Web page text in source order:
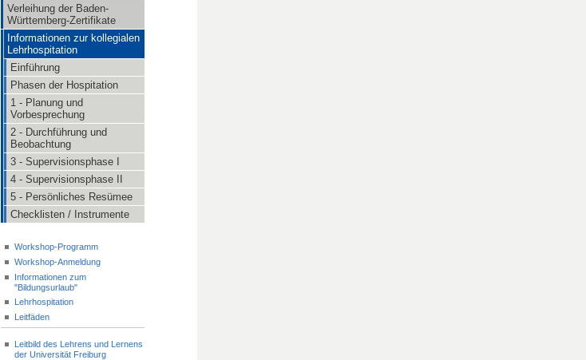
Verleihung der Baden-
Württemberg-Zertifikate
Informationen zur kollegialen
Lehrhospitation
Einführung
Phasen der Hospitation
1 - Planung und
Vorbesprechung
2 - Durchführung und
Beobachtung
3 - Supervisionsphase I
4 - Supervisionsphase II
5 - Persönliches Resümee
Checklisten / Instrumente
Workshop-Programm
Workshop-Anmeldung
Informationen zum
"Bildungsurlaub"
Lehrhospitation
Leitfäden
Leitbild des Lehrens und Lernens
der Universität Freiburg